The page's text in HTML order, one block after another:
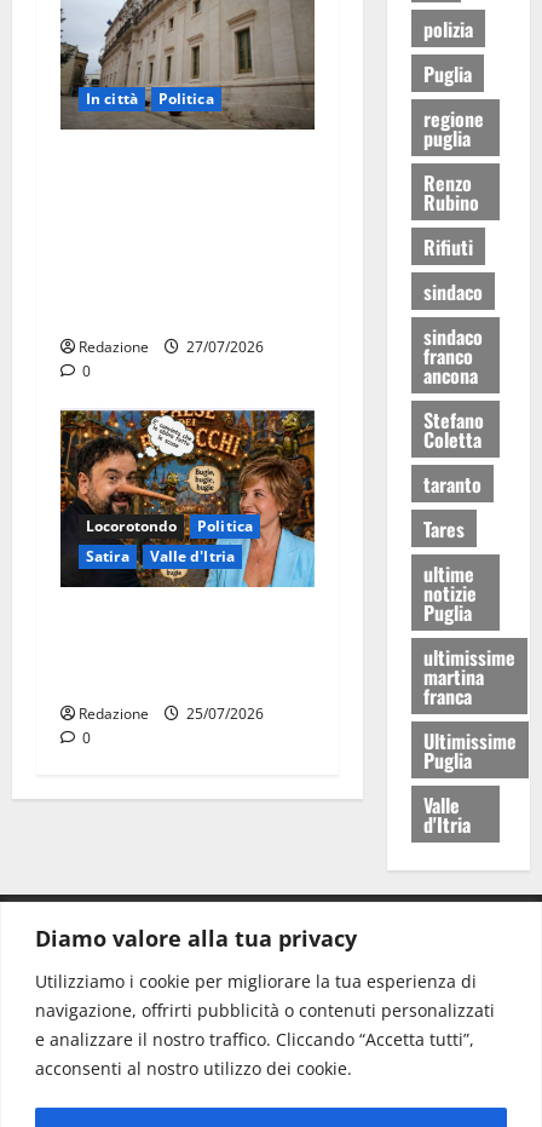
Diamo valore alla tua privacy
Utilizziamo i cookie per migliorare la tua esperienza di
navigazione, offrirti pubblicità o contenuti personalizzati
e analizzare il nostro traffico. Cliccando “Accetta tutti”,
acconsenti al nostro utilizzo dei cookie.
In città Politica
Redazione
27/07/2026
0
Locorotondo
Politica
Satira
Valle d'Itria
Redazione
25/07/2026
0
polizia
Puglia
regione
puglia
Renzo
Rubino
Rifiuti
sindaco
sindaco
franco
ancona
Stefano
Coletta
taranto
Tares
ultime
notizie
Puglia
ultimissime
martina
franca
Ultimissime
Puglia
Valle
d'Itria
Redazione: redazione@www.martinasera.it
Direttore:direttore@www.martinasera.it
Info & Commerciale:info@www.martinasera.it